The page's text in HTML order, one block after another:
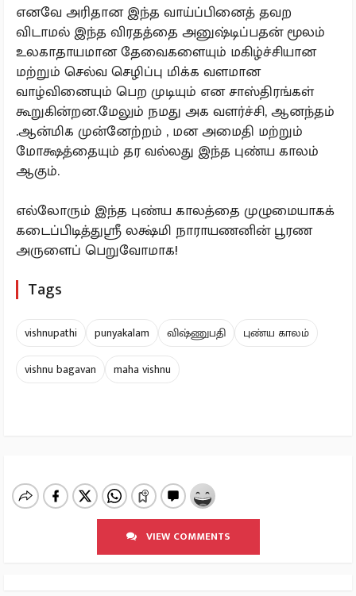
எனவே அரிதான இந்த வாய்ப்பினைத் தவற
விடாமல் இந்த விரதத்தை அனுஷ்டிப்பதன் மூலம்
உலகாதாயமான தேவைகளையும் மகிழ்ச்சியான
மற்றும் செல்வ செழிப்பு மிக்க வளமான
வாழ்வினையும் பெற முடியும் என சாஸ்திரங்கள்
கூறுகின்றன.மேலும் நமது அக வளர்ச்சி, ஆனந்தம்
.ஆன்மிக முன்னேற்றம் , மன அமைதி மற்றும்
மோக்ஷத்தையும் தர வல்லது இந்த புண்ய காலம்
ஆகும்.
எல்லோரும் இந்த புண்ய காலத்தை முழுமையாகக்
கடைப்பிடித்துஸ்ரீ லக்ஷ்மி நாராயணனின் பூரண
அருளைப் பெறுவோமாக!
Tags
vishnupathi punyakalam விஷ்ணுபதி
புண்ய காலம்
vishnu bagavan
maha vishnu
VIEW COMMENTS